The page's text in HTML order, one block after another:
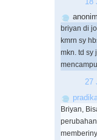
briyan di
kmrn sy
mkn. td sy
27
Briyan,